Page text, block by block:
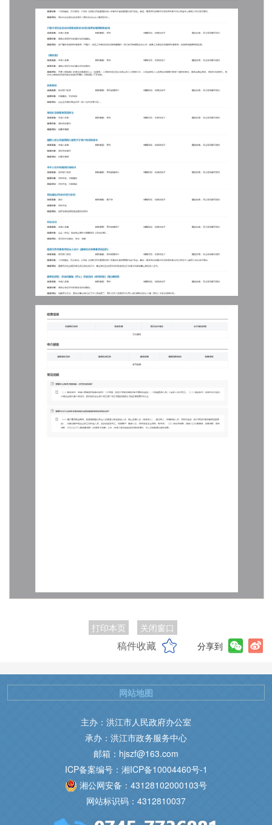
打印本页 关闭窗口
稿件收藏 分享到
主办：洪江市人民政府办公室
承办：洪江市政务服务中心
邮箱：hjszf@163.com
ICP备案编号：湘ICP备10004460号-1
湘公网安备：43128102000103号
网站标识码：4312810037
网站地图